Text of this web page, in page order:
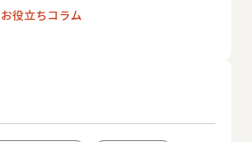
お役立ちコラム